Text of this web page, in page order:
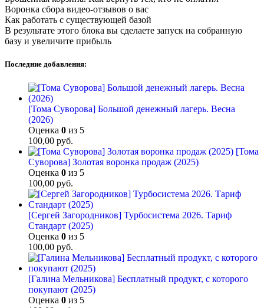
Воронка сбора видео-отзывов о вас
Как работать с существующей базой
В результате этого блока вы сделаете запуск на собранную
базу и увеличите прибыль
Последние добавления:
[Тома Суворова] Большой денежный лагерь. Весна
(2026)
Оценка 0 из 5
100,00 руб.
[Тома
Суворова] Золотая воронка продаж (2025)
Оценка 0 из 5
100,00 руб.
[Сергей Загородников] Турбосистема 2026. Тариф
Стандарт (2025)
Оценка 0 из 5
100,00 руб.
[Галина Мельникова] Бесплатный продукт, с которого
покупают (2025)
Оценка 0 из 5